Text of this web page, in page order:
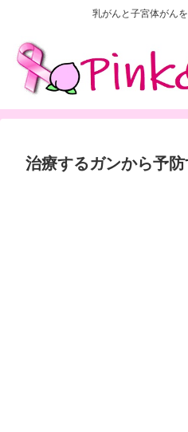
乳がんと子宮体がん
治療するガンから予